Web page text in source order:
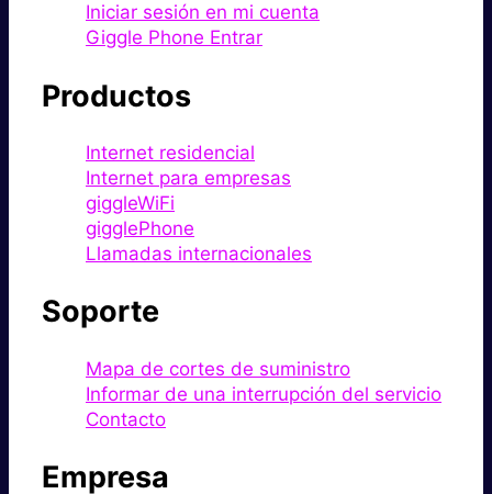
Iniciar sesión en mi cuenta
Giggle Phone Entrar
Productos
Internet residencial
Internet para empresas
giggleWiFi
gigglePhone
Llamadas internacionales
Soporte
Mapa de cortes de suministro
Informar de una interrupción del servicio
Contacto
Empresa